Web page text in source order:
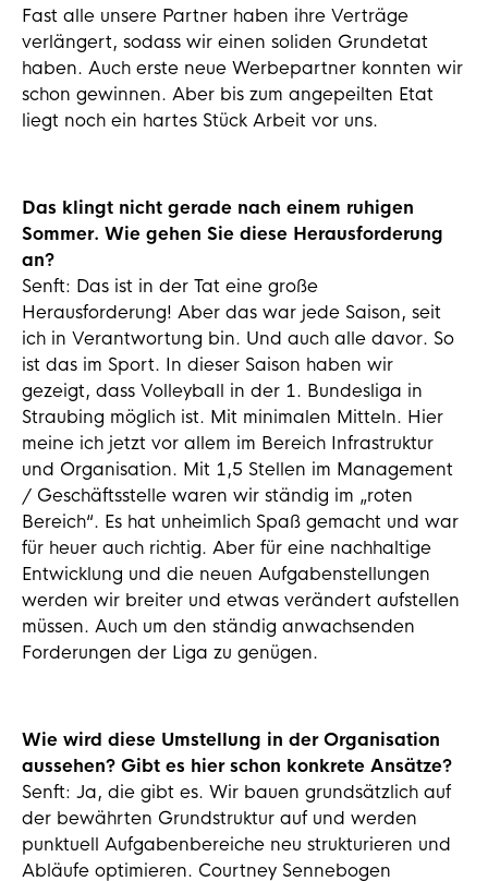
Fast alle unsere Partner haben ihre Verträge
verlängert, sodass wir einen soliden Grundetat
haben. Auch erste neue Werbepartner konnten wir
schon gewinnen. Aber bis zum angepeilten Etat
liegt noch ein hartes Stück Arbeit vor uns.
Das klingt nicht gerade nach einem ruhigen
Sommer. Wie gehen Sie diese Herausforderung
an?
Senft: Das ist in der Tat eine große
Herausforderung! Aber das war jede Saison, seit
ich in Verantwortung bin. Und auch alle davor. So
ist das im Sport. In dieser Saison haben wir
gezeigt, dass Volleyball in der 1. Bundesliga in
Straubing möglich ist. Mit minimalen Mitteln. Hier
meine ich jetzt vor allem im Bereich Infrastruktur
und Organisation. Mit 1,5 Stellen im Management
/ Geschäftsstelle waren wir ständig im „roten
Bereich“. Es hat unheimlich Spaß gemacht und war
für heuer auch richtig. Aber für eine nachhaltige
Entwicklung und die neuen Aufgabenstellungen
werden wir breiter und etwas verändert aufstellen
müssen. Auch um den ständig anwachsenden
Forderungen der Liga zu genügen.
Wie wird diese Umstellung in der Organisation
aussehen? Gibt es hier schon konkrete Ansätze?
Senft: Ja, die gibt es. Wir bauen grundsätzlich auf
der bewährten Grundstruktur auf und werden
punktuell Aufgabenbereiche neu strukturieren und
Abläufe optimieren. Courtney Sennebogen